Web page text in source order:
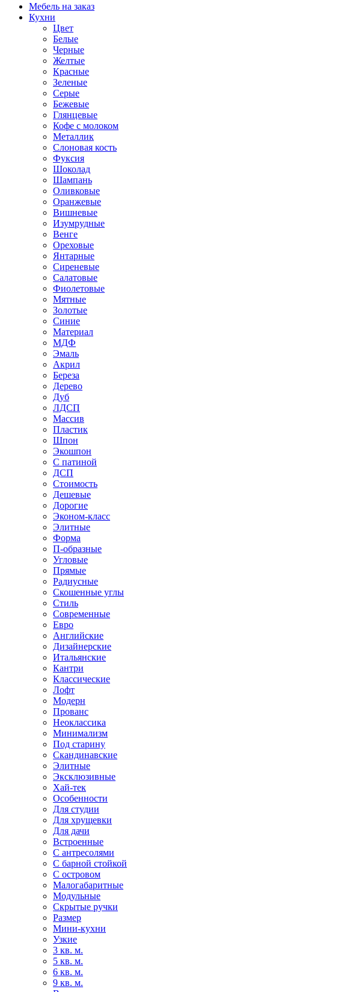
Мебель на заказ
Кухни
Цвет
Белые
Черные
Желтые
Красные
Зеленые
Серые
Бежевые
Глянцевые
Кофе с молоком
Металлик
Слоновая кость
Фуксия
Шоколад
Шампань
Оливковые
Оранжевые
Вишневые
Изумрудные
Венге
Ореховые
Янтарные
Сиреневые
Салатовые
Фиолетовые
Мятные
Золотые
Синие
Материал
МДФ
Эмаль
Акрил
Береза
Дерево
Дуб
ЛДСП
Массив
Пластик
Шпон
Экошпон
С патиной
ДСП
Стоимость
Дешевые
Дорогие
Эконом-класс
Элитные
Форма
П-образные
Угловые
Прямые
Радиусные
Скошенные углы
Стиль
Современные
Евро
Английские
Дизайнерские
Итальянские
Кантри
Классические
Лофт
Модерн
Прованс
Неоклассика
Минимализм
Под старину
Скандинавские
Элитные
Эксклюзивные
Хай-тек
Особенности
Для студии
Для хрущевки
Для дачи
Встроенные
С антресолями
С барной стойкой
С островом
Малогабаритные
Модульные
Скрытые ручки
Размер
Мини-кухни
Узкие
3 кв. м.
5 кв. м.
6 кв. м.
9 кв. м.